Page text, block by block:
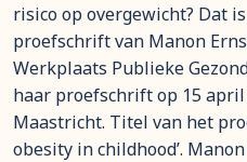
risico op overgewicht? Dat
proefschrift van Manon
Werkplaats Publieke
haar proefschrift op 15
Maastricht. Titel van het
obesity in childhood’.